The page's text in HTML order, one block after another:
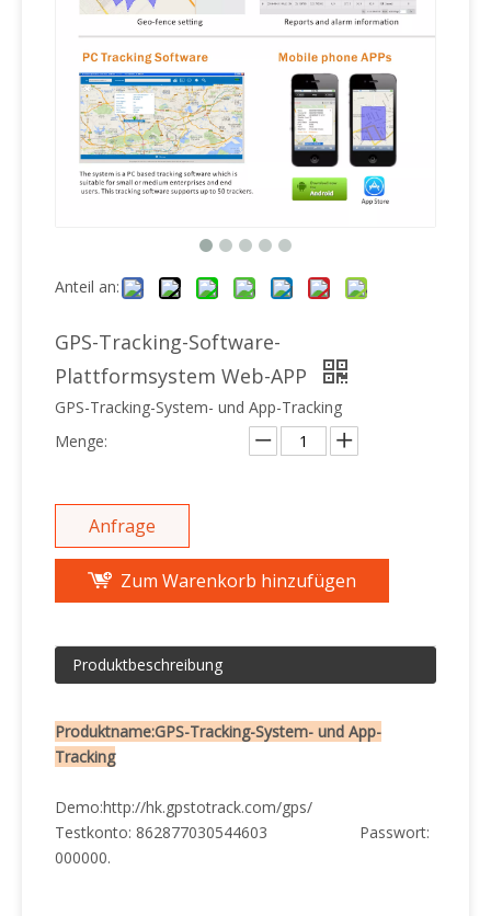
Anteil an:
GPS-Tracking-Software-
Plattformsystem Web-APP
GPS-Tracking-System- und App-Tracking
Menge:
Anfrage
Zum Warenkorb hinzufügen
Produktbeschreibung
Produktname:GPS-Tracking-System- und App-
Tracking
Demo:http://hk.gpstotrack.com/gps/
Testkonto: 862877030544603 Passwort:
000000.